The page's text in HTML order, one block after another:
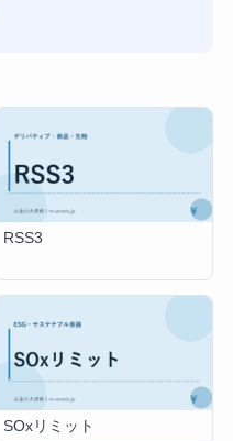
RSS3
SOxリミット